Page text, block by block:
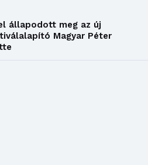
állapodott meg az új
Magyar Péter